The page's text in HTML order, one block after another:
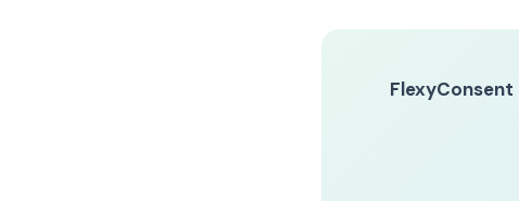
FlexyConsent